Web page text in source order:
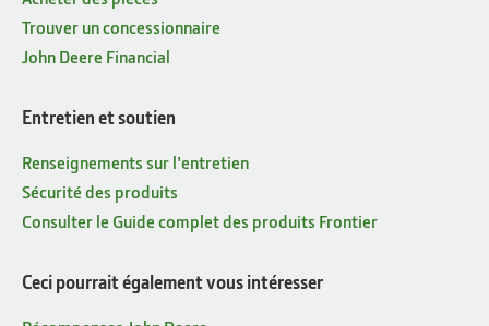
Trouver un concessionnaire
John Deere Financial
Entretien et soutien
Renseignements sur l'entretien
Sécurité des produits
Consulter le Guide complet des produits Frontier
Ceci pourrait également vous intéresser